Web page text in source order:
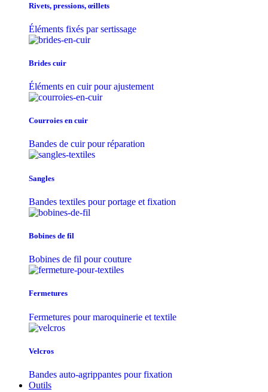
Rivets, pressions, œillets
Éléments fixés par sertissage
Brides cuir
Éléments en cuir pour ajustement
Courroies en cuir
Bandes de cuir pour réparation
Sangles
Bandes textiles pour portage et fixation
Bobines de fil
Bobines de fil pour couture
Fermetures
Fermetures pour maroquinerie et textile
Velcros
Bandes auto-agrippantes pour fixation
Outils